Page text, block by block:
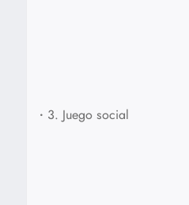
• 3. Juego social